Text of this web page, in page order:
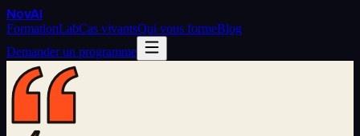
NovAI
FormationLabCas vivantsQui vous formeBlog
Demander un programme